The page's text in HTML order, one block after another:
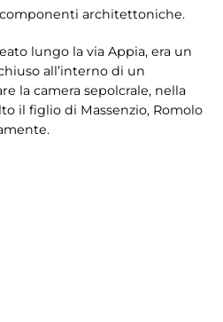
architettoniche.
lungo la via Appia, era un
all’interno di un
la camera sepolcrale, nella
il figlio di Massenzio, Romolo